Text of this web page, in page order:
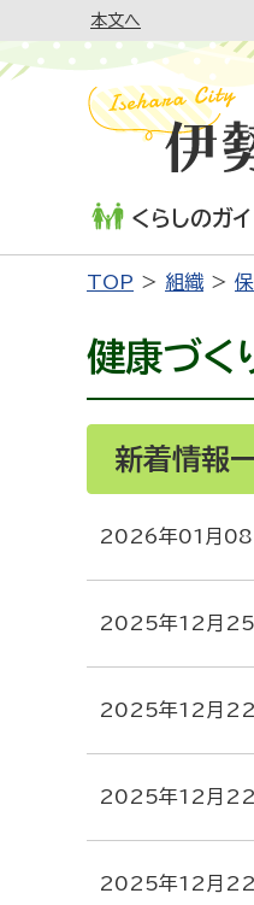
本文へ
くらしのガイ
TOP 組織
健康づく
新着情報
2026年01月08
2025年12月25
2025年12月22
2025年12月22
2025年12月22